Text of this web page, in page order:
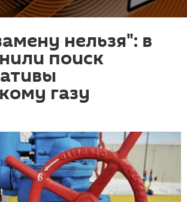
нельзя": в
поиск
газу